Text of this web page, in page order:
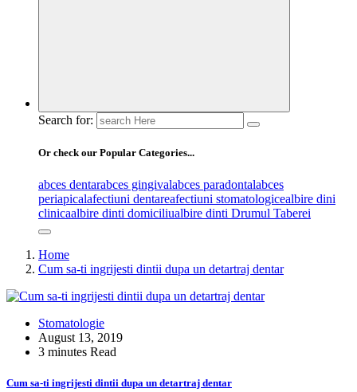
Search for:
Or check our Popular Categories...
abces dentarabces gingivalabces paradontalabces
periapicalafectiuni dentareafectiuni stomatologicealbire dini
clinicaalbire dinti domiciliualbire dinti Drumul Taberei
Home
Cum sa-ti ingrijesti dintii dupa un detartraj dentar
Stomatologie
August 13, 2019
3 minutes Read
Cum sa-ti ingrijesti dintii dupa un detartraj dentar